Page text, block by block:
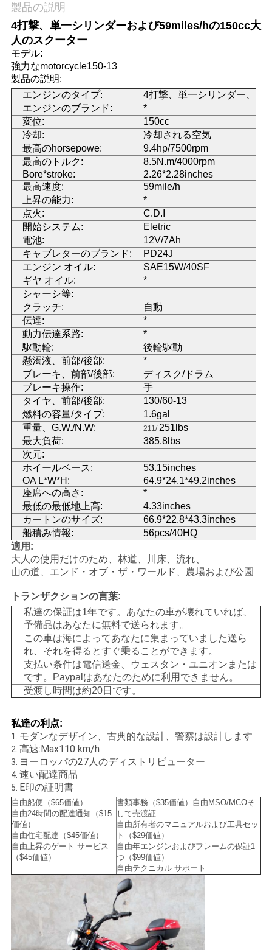
絡
し
な
さ
い
引
用
を
要
求
し
な
さ
い
地
図
プ
ラ
イ
バ
シ
ポ
リ
シ
ー
製品の説明
4打撃、単一シリンダーおよび59miles/hの150cc大
人のスクーター
モデル:
強力なmotorcycle150-13
製品の説明:
エンジンのタイプ:
4打撃、単一シリンダー、
エンジンのブランド:
*
変位:
150cc
冷却:
冷却される空気
最高のhorsepowe:
9.4hp/7500rpm
最高のトルク:
8.5N.m/4000rpm
Bore*stroke:
2.26*2.28inches
最高速度:
59mile/h
上昇の能力:
*
点火:
C.D.I
開始システム:
Eletric
電池:
12V/7Ah
キャブレターのブランド:
PD24J
エンジン オイル:
SAE15W/40SF
ギヤ オイル:
*
シャーシ等:
クラッチ:
自動
伝達:
*
動力伝達系路:
*
駆動輪:
後輪駆動
懸濁液、前部/後部:
*
ブレーキ、前部/後部:
ディスク/ドラム
ブレーキ操作:
手
タイヤ、前部/後部:
130/60-13
燃料の容量/タイプ:
1.6gal
重量、G.W./N.W:
211/251lbs
最大負荷:
385.8lbs
次元:
ホイールベース:
53.15inches
OA L*W*H:
64.9*24.1*49.2inches
座席への高さ:
*
最低の最低地上高:
4.33inches
カートンのサイズ:
66.9*22.8*43.3inches
船積み情報:
56pcs/40HQ
適用:
大人の使用だけのため、林道、川床、流れ、
山の道、エンド・オブ・ザ・ワールド、農場および公園
トランザクションの言葉:
私達の保証は1年です。あなたの車が壊れていれば、
予備品はあなたに無料で送られます。
この車は海によってあなたに集まっていました送ら
れ、それを得るとすぐ乗ることができます。
支払い条件は電信送金、ウェスタン・ユニオンまたは
です。Paypalはあなたのために利用できません。
受渡し時間は約20日です。
私達の利点:
1. モダンなデザイン、古典的な設計、警察は設計します
2. 高速:Max110 km/h
3. ヨーロッパの27人のディストリビューター
4. 速い配達商品
5. E印の証明書
自由船便（$65価値）
自由24時間の配達通知（$15
価値）
自由住宅配達（$45価値）
自由上昇のゲート サービス
（$45価値）
書類事務（$35価値）自由MSO/MCOそ
して売渡証
自由所有者のマニュアルおよび工具セッ
ト（$29価値）
自由年エンジンおよびフレームの保証1
つ（$99価値）
自由テクニカル サポート